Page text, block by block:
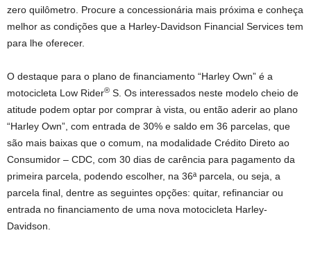
zero quilômetro. Procure a concessionária mais próxima e conheça
melhor as condições que a Harley-Davidson Financial Services tem
para lhe oferecer.
O destaque para o plano de financiamento “Harley Own” é a
motocicleta Low Rider® S. Os interessados neste modelo cheio de
atitude podem optar por comprar à vista, ou então aderir ao plano
“Harley Own”, com entrada de 30% e saldo em 36 parcelas, que
são mais baixas que o comum, na modalidade Crédito Direto ao
Consumidor – CDC, com 30 dias de carência para pagamento da
primeira parcela, podendo escolher, na 36ª parcela, ou seja, a
parcela final, dentre as seguintes opções: quitar, refinanciar ou
entrada no financiamento de uma nova motocicleta Harley-
Davidson.